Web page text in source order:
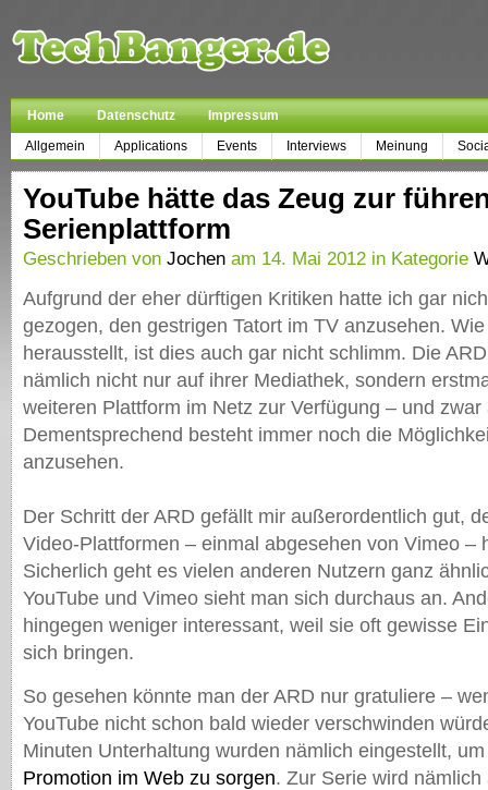
Home Datenschutz
Impressum
Allgemein
Applications Events Interviews Meinung
YouTube hätte das Zeug zur
Serienplattform
Geschrieben von Jochen am 14. Mai 2012 in Kategorie
Aufgrund der eher dürftigen Kritiken hatte ich gar
gezogen, den gestrigen Tatort im TV anzusehen.
herausstellt, ist dies auch gar nicht schlimm. Die
nämlich nicht nur auf ihrer Mediathek, sondern
weiteren Plattform im Netz zur Verfügung – und zwar
Dementsprechend besteht immer noch die
anzusehen.
Der Schritt der ARD gefällt mir außerordentlich gut,
Video-Plattformen – einmal abgesehen von Vimeo –
Sicherlich geht es vielen anderen Nutzern ganz
YouTube und Vimeo sieht man sich durchaus an.
hingegen weniger interessant, weil sie oft gewisse
sich bringen.
So gesehen könnte man der ARD nur gratuliere –
YouTube nicht schon bald wieder verschwinden
Minuten Unterhaltung wurden nämlich eingestellt,
Promotion im Web zu sorgen. Zur Serie wird